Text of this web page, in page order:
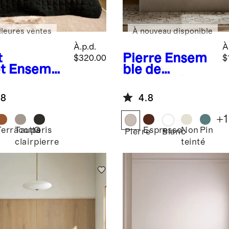
Ensembl
de
À.p.d.
$320.00
ventes
Taupe
clair
Gris
pierre
Pierre Ensem
ble de
cousu à la
main en coton
biologique
À nouveau disponible
4.8
PierreEspresso
BlancNon
teinté
Pin
+1